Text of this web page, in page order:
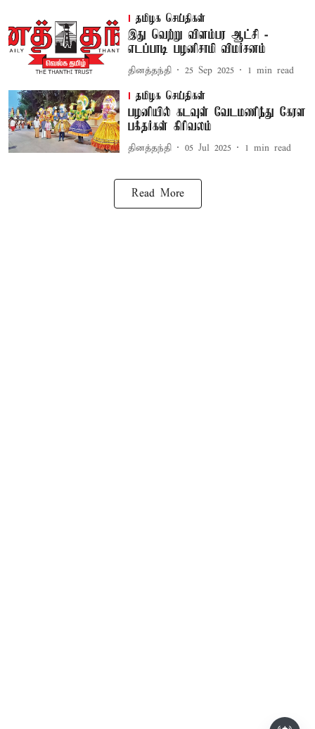
தமிழக செய்திகள்
இது வெற்று விளம்பர ஆட்சி -
எடப்பாடி பழனிசாமி விமர்சனம்
தினத்தந்தி 25 Sep 2025 1 min read
தமிழக செய்திகள்
பழனியில் கடவுள் வேடமணிந்து கேரள
பக்தர்கள் கிரிவலம்
தினத்தந்தி 05 Jul 2025 1 min read
Read More